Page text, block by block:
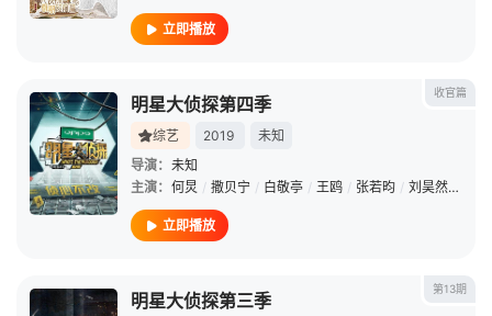
立即播放
收官篇
明星大侦探第四季
综艺 2019
未知
导演： 未知
主演： 何炅 / 撒贝宁 / 白敬亭 / 王鸥 / 张若昀 / 刘昊然 /
立即播放
第13期
明星大侦探第三季